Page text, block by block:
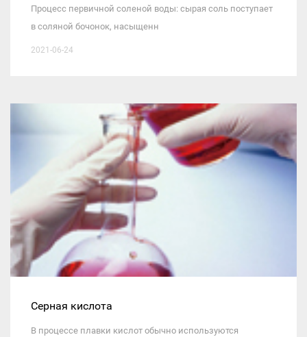
Процесс первичной соленой воды: сырая соль поступает
в соляной бочонок, насыщенн
2021-06-24
Серная кислота
В процессе плавки кислот обычно используются